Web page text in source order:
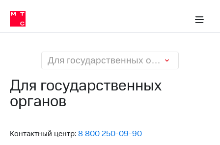
Медиа-центр
и акционерам
Устойчивое развитие
Комплаенс и деловая этика
компании
Стратегия
Карьера
История
компании
региона
Карьера
в МТС
Пресс-
релизы
Для государственных органов
Для государственных
органов
Контактный центр:8 800 250-09-90